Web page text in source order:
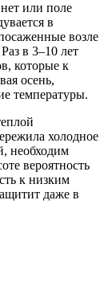
или поле
в
возле
в 3–10 лет
которые к
осень,
температуры.
холодное
необходим
вероятность
к низким
даже в